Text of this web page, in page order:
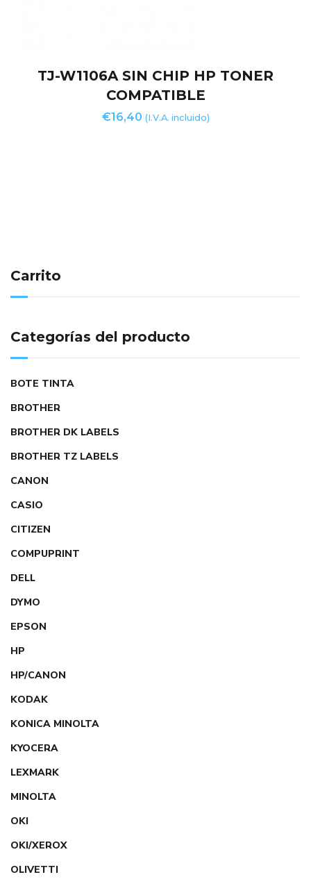
TJ-W1106A SIN CHIP HP TONER
COMPATIBLE
€16,40 (I.V.A. incluido)
Carrito
Categorías del producto
BOTE TINTA
BROTHER
BROTHER DK LABELS
BROTHER TZ LABELS
CANON
CASIO
CITIZEN
COMPUPRINT
DELL
DYMO
EPSON
HP
HP/CANON
KODAK
KONICA MINOLTA
KYOCERA
LEXMARK
MINOLTA
OKI
OKI/XEROX
OLIVETTI